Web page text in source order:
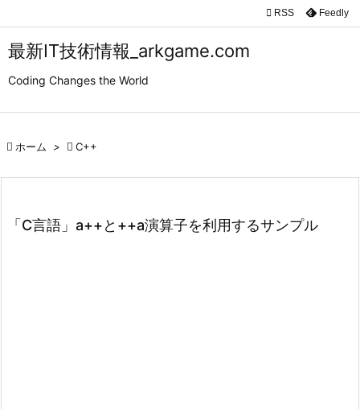
最新IT技術情報_arkgame.com
Coding Changes the World


 RSS Feedly
 ホーム >  C++
「C言語」a++と++a演算子を利用するサンプル